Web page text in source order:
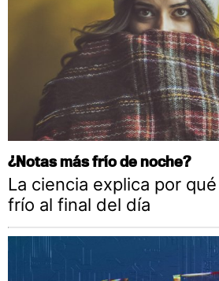
¿Notas más frío de noche?
La ciencia explica por
frío al final del día